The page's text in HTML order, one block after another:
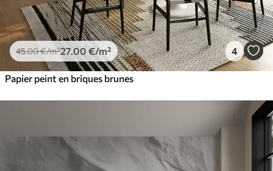
45.00€/m²27.00 €/m² 4
Papier peint en briques brunes